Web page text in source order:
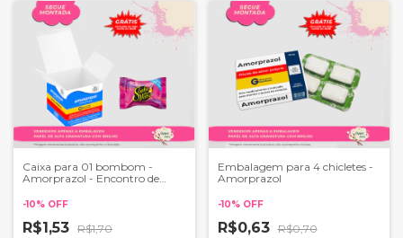
Caixa para 01 bombom -
Amorprazol - Encontro de
-10% OFF
R$1,53 R$1,70
Embalagem para 4 chicletes -
Amorprazol
-10% OFF
R$0,63 R$0,70